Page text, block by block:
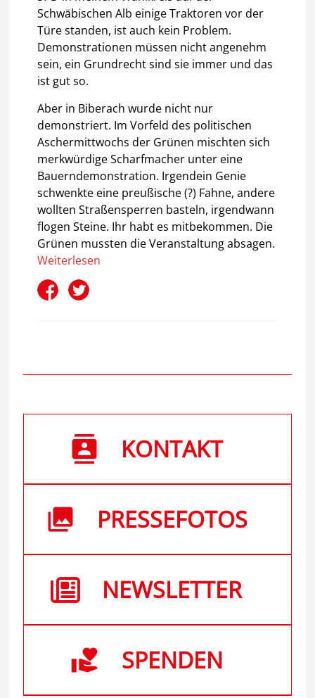
Schwäbischen Alb einige Traktoren vor der
Türe standen, ist auch kein Problem.
Demonstrationen müssen nicht angenehm
sein, ein Grundrecht sind sie immer und das
ist gut so.
Aber in Biberach wurde nicht nur
demonstriert. Im Vorfeld des politischen
Aschermittwochs der Grünen mischten sich
merkwürdige Scharfmacher unter eine
Bauerndemonstration. Irgendein Genie
schwenkte eine preußische (?) Fahne, andere
wollten Straßensperren basteln, irgendwann
flogen Steine. Ihr habt es mitbekommen. Die
Grünen mussten die Veranstaltung absagen.
Weiterlesen
KONTAKT
PRESSEFOTOS
NEWSLETTER
SPENDEN